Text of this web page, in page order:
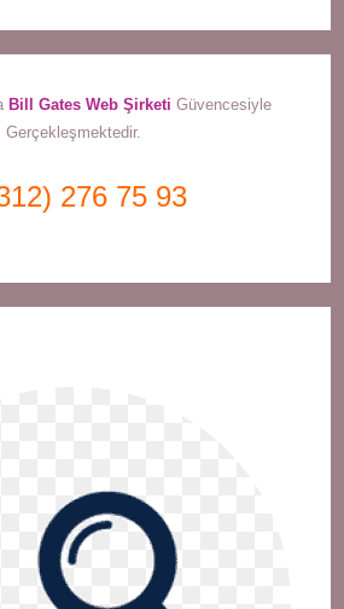
Bill Gates Web Şirketi Güvencesiyle
Gerçekleşmektedir.
276 75 93